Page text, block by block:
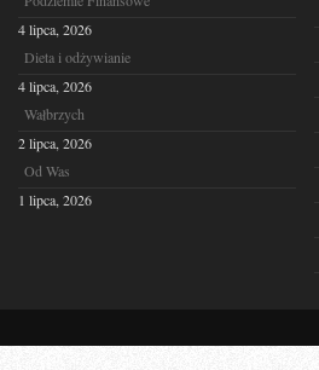
4 lipca, 2026
Dieta i odżywianie
4 lipca, 2026
Wałbrzych
2 lipca, 2026
Od Was
1 lipca, 2026